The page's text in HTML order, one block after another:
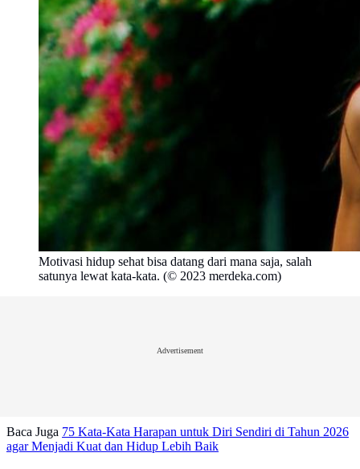
Motivasi hidup sehat bisa datang dari mana saja, salah
satunya lewat kata-kata. (© 2023 merdeka.com)
Advertisement
Baca Juga 75 Kata-Kata Harapan untuk Diri Sendiri di Tahun 2026
agar Menjadi Kuat dan Hidup Lebih Baik